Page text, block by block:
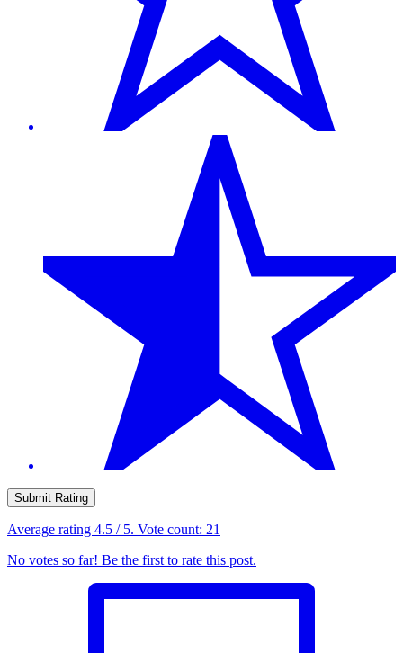
Submit Rating
Average rating 4.5 / 5. Vote count: 21
No votes so far! Be the first to rate this post.